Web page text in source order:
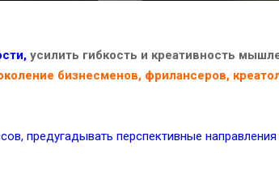
усилить гибкость и креативность
бизнесменов, фрилансеров,
предугадывать перспективные направления